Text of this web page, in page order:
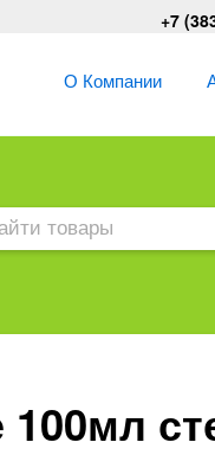
+7
О Компании